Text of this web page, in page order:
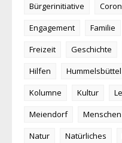
Bürgerinitiative
Engagement
Familie
Freizeit
Geschichte
Hilfen
Hummelsbüttel
Kolumne
Kultur
Meiendorf
Menschen
Natur
Natürliches